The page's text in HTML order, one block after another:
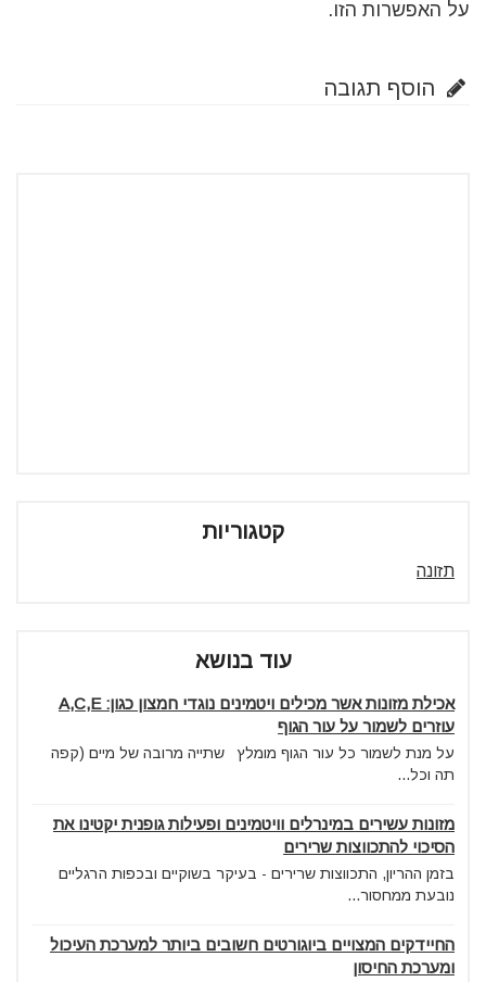
על האפשרות הזו.
הוסף תגובה
קטגוריות
תזונה
עוד בנושא
אכילת מזונות אשר מכילים ויטמינים נוגדי חמצון כגון: A,C,E
עוזרים לשמור על עור הגוף
על מנת לשמור כל עור הגוף מומלץ שתייה מרובה של מיים (קפה
תה וכל...
מזונות עשירים במינרלים וויטמינים ופעילות גופנית יקטינו את
הסיכוי להתכווצות שרירים
בזמן ההריון, התכווצות שרירים - בעיקר בשוקיים ובכפות הרגליים
נובעת ממחסור...
החיידקים המצויים ביוגורטים חשובים ביותר למערכת העיכול
ומערכת החיסון